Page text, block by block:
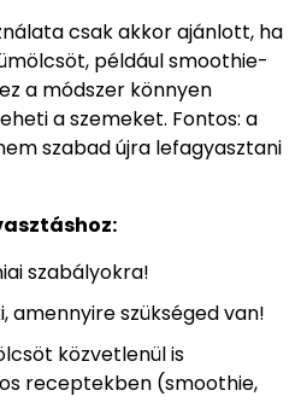
csak akkor ajánlott, ha
például smoothie-
a módszer könnyen
a szemeket. Fontos: a
szabad újra lefagyasztani
szabályokra!
amennyire szükséged van!
közvetlenül is
receptekben (smoothie,